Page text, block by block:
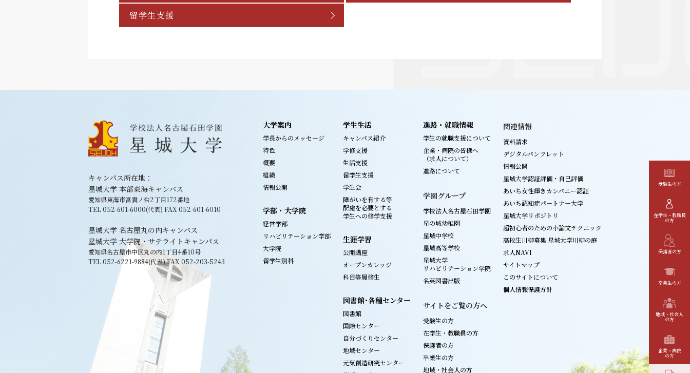
受験生の方
在学生・教職員
の方
保護者の方
卒業生の方
地域・社会人
の方
企業・病院
の方
留学生支援
キャンパス所在地：
星城大学 本部東海キャンパス
愛知県東海市富貴ノ台2丁目172番地
TEL 052-601-6000(代表) FAX 052-601-6010
星城大学 名古屋丸の内キャンパス
星城大学 大学院・サテライトキャンパス
愛知県名古屋市中区丸の内1丁目4番10号
TEL 052-6221-9884(代表) FAX 052-203-5243
大学案内
学長からのメッセージ
特色
概要
組織
情報公開
学部・大学院
経営学部
リハビリテーション学部
大学院
留学生別科
学生生活
キャンパス紹介
学修支援
生活支援
留学生支援
学生会
障がいを有する等
配慮を必要とする
学生への修学支援
生涯学習
公開講座
オープンカレッジ
科目等履修生
図書館･各種センター
図書館
国際センター
自分づくりセンター
地域センター
元気創造研究センター
進路・就職情報
学生の就職支援について
企業・病院の皆様へ
（求人について）
進路について
学園グループ
学校法人名古屋石田学園
星の城幼稚園
星城中学校
星城高等学校
星城大学
リハビリテーション学院
名英図書出版
サイトをご覧の方へ
受験生の方
在学生・教職員の方
保護者の方
卒業生の方
地域・社会人の方
関連情報
資料請求
デジタルパンフレット
情報公開
星城大学認証評価・自己評価
あいち女性輝きカンパニー認証
あいち認知症パートナー大学
星城大学リポジトリ
超初心者のための小論文テクニック
高校生川柳募集 星城大学川柳の庭
求人NAVI
サイトマップ
このサイトについて
個人情報保護方針